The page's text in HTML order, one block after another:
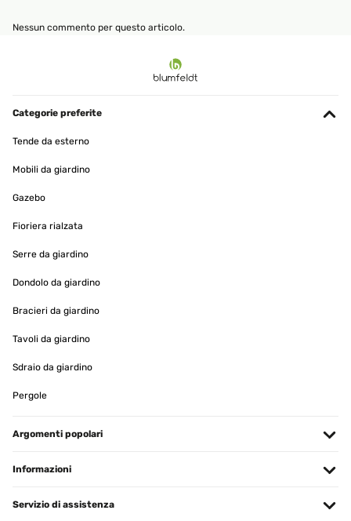
Nessun commento per questo articolo.
Categorie preferite
Tende da esterno
Mobili da giardino
Gazebo
Fioriera rialzata
Serre da giardino
Dondolo da giardino
Bracieri da giardino
Tavoli da giardino
Sdraio da giardino
Pergole
Argomenti popolari
Informazioni
Servizio di assistenza